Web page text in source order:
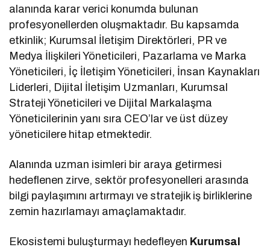
alanında karar verici konumda bulunan
profesyonellerden oluşmaktadır. Bu kapsamda
etkinlik; Kurumsal İletişim Direktörleri, PR ve
Medya İlişkileri Yöneticileri, Pazarlama ve Marka
Yöneticileri, İç İletişim Yöneticileri, İnsan Kaynakları
Liderleri, Dijital İletişim Uzmanları, Kurumsal
Strateji Yöneticileri ve Dijital Markalaşma
Yöneticilerinin yanı sıra CEO’lar ve üst düzey
yöneticilere hitap etmektedir.
Alanında uzman isimleri bir araya getirmesi
hedeflenen zirve, sektör profesyonelleri arasında
bilgi paylaşımını artırmayı ve stratejik iş birliklerine
zemin hazırlamayı amaçlamaktadır.
Ekosistemi buluşturmayı hedefleyen Kurumsal